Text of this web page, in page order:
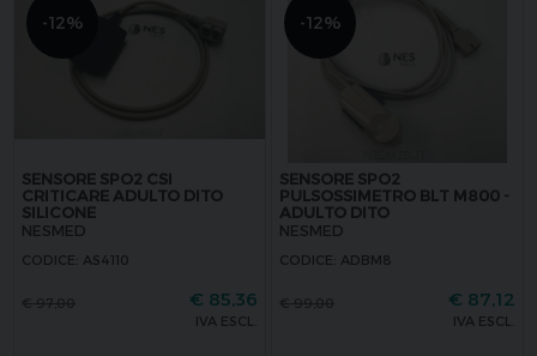
-12%
SENSORE SPO2 CSI
CRITICARE ADULTO DITO
SILICONE
NESMED
CODICE: AS4110
€ 85,36
IVA ESCL.
-12%
SENSORE SPO2
PULSOSSIMETRO BLT M800 -
ADULTO DITO
NESMED
CODICE: ADBM8
€ 87,12
IVA ESCL.